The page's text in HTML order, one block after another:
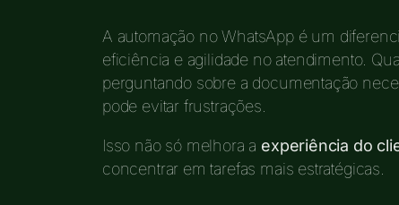
A automação no WhatsApp é um
eficiência e agilidade no atendimento.
perguntando sobre a documentação
pode evitar frustrações.
Isso não só melhora a experiência do
concentrar em tarefas mais estratégicas.